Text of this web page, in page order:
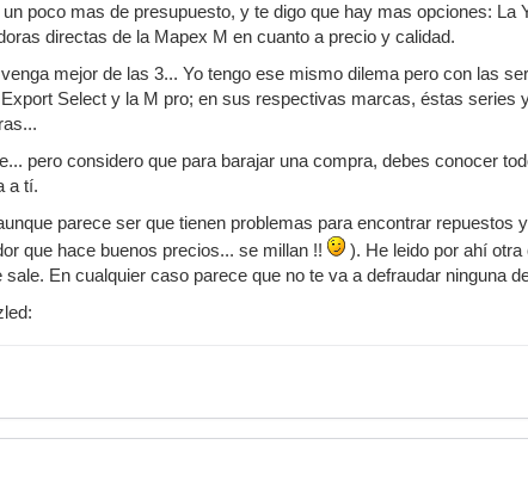
poco mas de presupuesto, y te digo que hay mas opciones: La
directas de la Mapex M en cuanto a precio y calidad.
mejor de las 3... Yo tengo ese mismo dilema pero con las
Select y la M pro; en sus respectivas marcas, éstas series
pero considero que para barajar una compra, debes conocer
a tí.
parece ser que tienen problemas para encontrar repuestos
que hace buenos precios... se millan !!
). He leido por ahí
En cualquier caso parece que no te va a defraudar ninguna